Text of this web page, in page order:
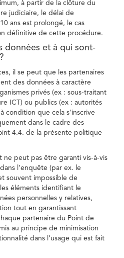
à partir de la clôture du
judiciaire, le délai de
ans est prolongé, le cas
définitive de cette procédure.
données et à qui sont-
il se peut que les partenaires
des données à caractère
privés (ex : sous-traitant
ICT) ou publics (ex : autorités
condition que cela s'inscrive
dans le cadre des
4.4. de la présente politique
ne peut pas être garanti vis-à-vis
l’enquête (par ex. le
souvent impossible de
éléments identifiant le
personnelles y relatives,
tout en garantissant
partenaire du Point de
au principe de minimisation
dans l’usage qui est fait